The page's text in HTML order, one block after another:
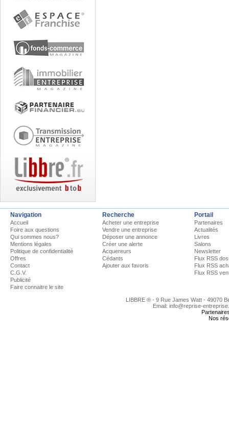
Navigation
Accueil
Foire aux questions
Qui sommes nous?
Mentions légales
Politique de confidentialité
Offres
Contact
C.G.V.
Publicité
Faire connaitre le site
Recherche
Acheter une entreprise
Vendre une entreprise
Déposer une annonce
Créer une alerte
Acquereurs
Cédants
Ajouter aux favoris
Portail
Partenaires
Actualités
Livres
Salons
Newsletter
Flux RSS
Flux RSS
Flux RSS
LIBBRE ® - 9 Rue James Watt - 49070
Email: info@reprise-
Nos